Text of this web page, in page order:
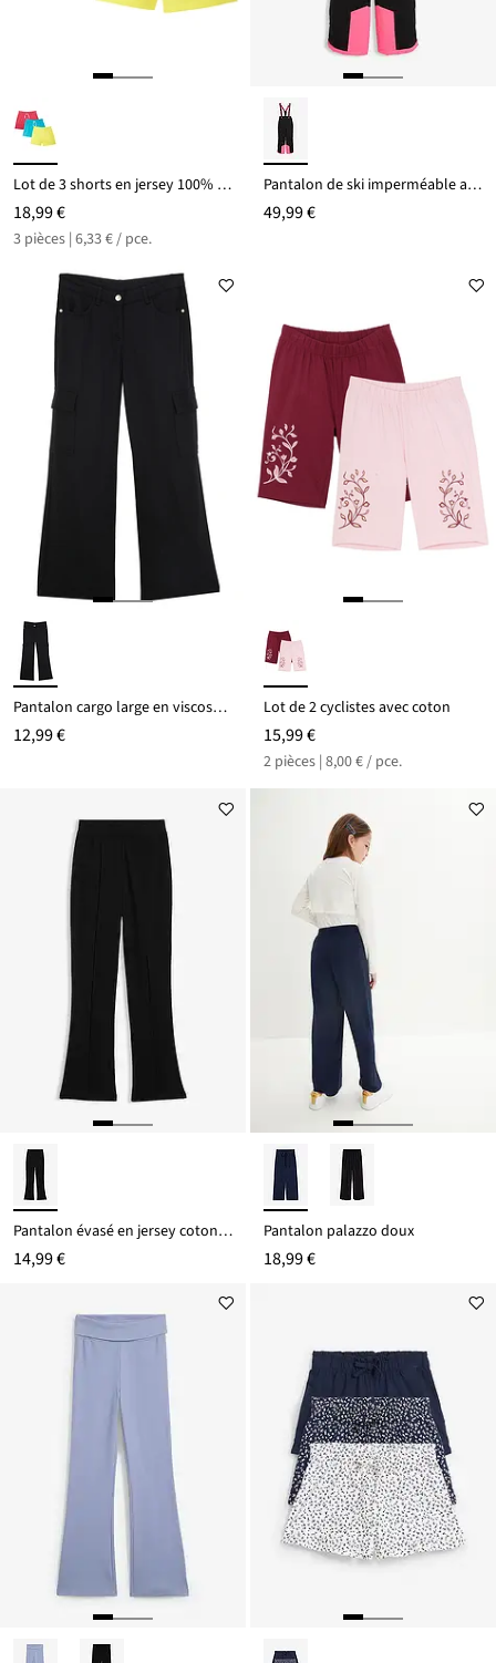
Lot de 3 shorts en jersey 100% coton
18,99 €
3 pièces | 6,33 € / pce.
Pantalon de ski imperméable avec bretelles amovibles
49,99 €
Pantalon cargo large en viscose fluide
12,99 €
Lot de 2 cyclistes avec coton
15,99 €
2 pièces | 8,00 € / pce.
Pantalon évasé en jersey coton épais
14,99 €
Pantalon palazzo doux
18,99 €